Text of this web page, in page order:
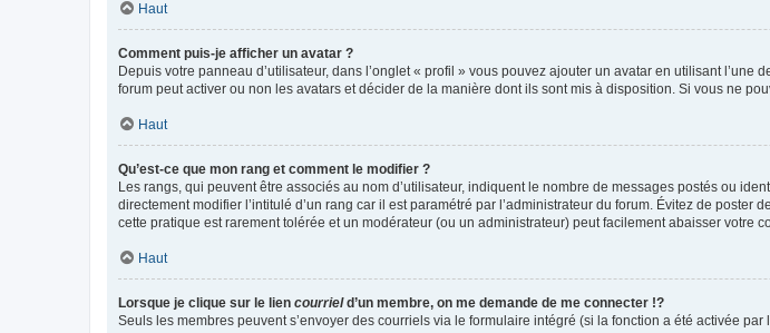
Haut
Comment puis-je afficher un avatar ?
Depuis votre panneau d’utilisateur, dans l’onglet « profil » vous pouvez ajouter un avatar en utilisant
forum peut activer ou non les avatars et décider de la manière dont ils sont mis à disposition. Si vous ne
Haut
Qu’est-ce que mon rang et comment le modifier ?
Les rangs, qui peuvent être associés au nom d’utilisateur, indiquent le nombre de messages postés ou
directement modifier l’intitulé d’un rang car il est paramétré par l’administrateur du forum. Évitez de
cette pratique est rarement tolérée et un modérateur (ou un administrateur) peut facilement abaisser votre
Haut
Lorsque je clique sur le lien courrield’un membre, on me demande de me connecter !?
Seuls les membres peuvent s’envoyer des courriels via le formulaire intégré (si la fonction a été activée